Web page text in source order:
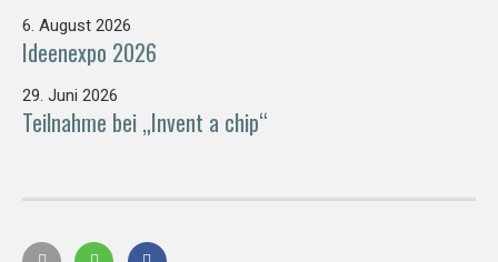
6. August 2026
Ideenexpo 2026
29. Juni 2026
Teilnahme bei „Invent a chip“